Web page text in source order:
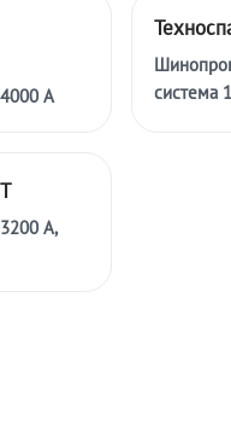
А
система
А,